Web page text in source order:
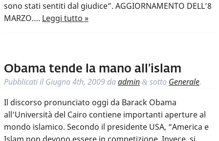
sono stati sentiti dal giudice”. AGGIORNAMENTO DELL’8
MARZO…. Leggi tutto »
Obama tende la mano all’islam
Pubblicati ilGiugno 4th, 2009 daadmin & sotto Generale.
Il discorso pronunciato oggi da Barack Obama
all’Università del Cairo contiene importanti aperture al
mondo islamico. Secondo il presidente USA, “America e